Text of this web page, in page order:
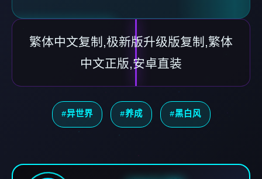
繁体中文复制,极新版升级版复制,繁体
中文正版,安卓直装
#异世界 #养成 #黑白风